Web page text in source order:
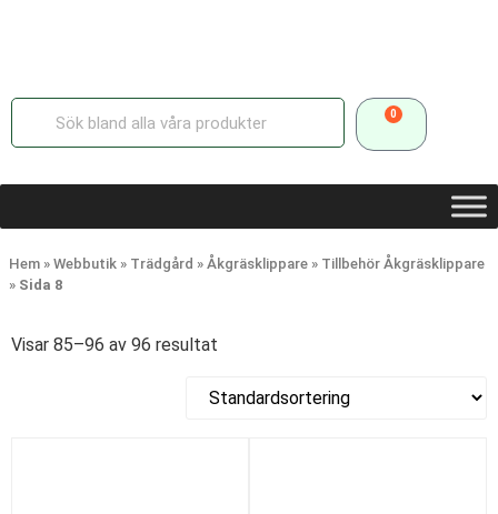
0
Hem » Webbutik » Trädgård » Åkgräsklippare » Tillbehör Åkgräsklippare
» Sida 8
Visar 85–96 av 96 resultat